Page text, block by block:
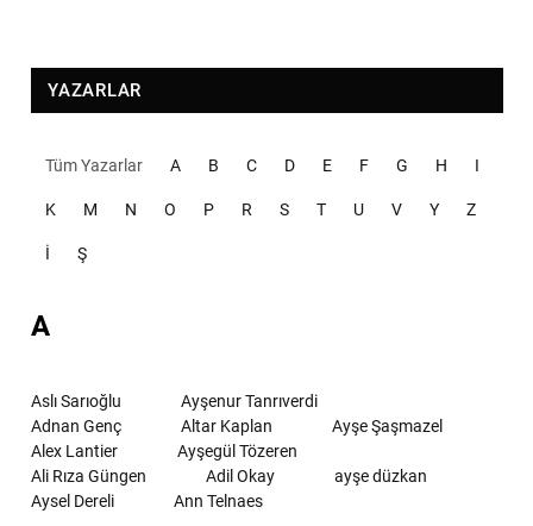
YAZARLAR
Tüm Yazarlar A B C D E F G H I
K M N O P R S T U V Y Z
İ Ş
A
Aslı Sarıoğlu
Ayşenur Tanrıverdi
Adnan Genç
Altar Kaplan
Ayşe Şaşmazel
Alex Lantier
Ayşegül Tözeren
Ali Rıza Güngen
Adil Okay
ayşe düzkan
Aysel Dereli
Ann Telnaes